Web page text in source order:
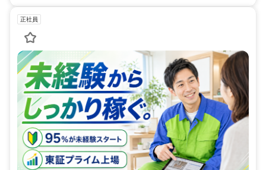
正社員